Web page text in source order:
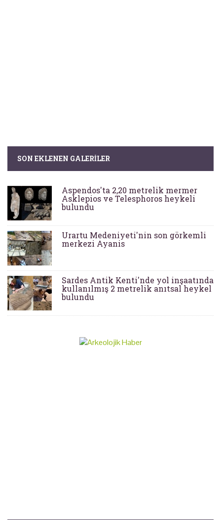
SON EKLENEN GALERILER
Aspendos'ta 2,20 metrelik mermer
Asklepios ve Telesphoros heykeli
bulundu
Urartu Medeniyeti'nin son görkemli
merkezi Ayanis
Sardes Antik Kenti'nde yol inşaatında
kullanılmış 2 metrelik anıtsal heykel
bulundu